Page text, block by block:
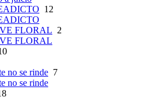
12
FLORAL 2
FLORAL
no se rinde 7
no se rinde